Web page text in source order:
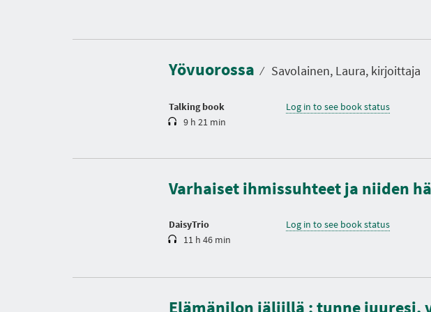
Yövuorossa ⁄ Savolainen, Laura, kirjoittaja
Talking book
r
t
i
n
9 h 21 min
Log in to see book status
Varhaiset ihmissuhteet ja niiden
DaisyTrio
r
i
11 h 46 min
Log in to see book status
Elämänilon jäljillä : tunne juuresi,